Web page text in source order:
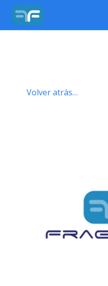
Volver atrás…